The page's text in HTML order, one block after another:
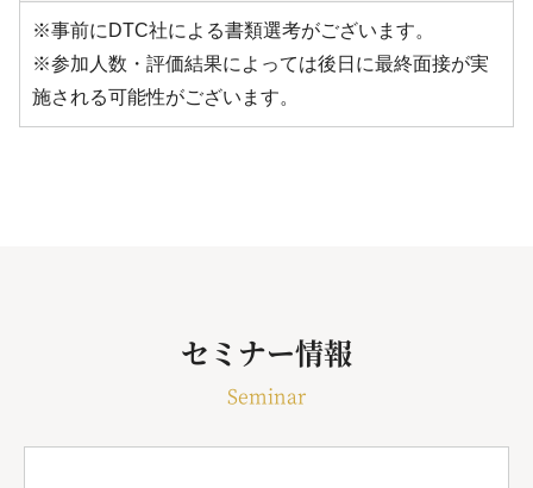
※事前にDTC社による書類選考がございます。
※参加人数・評価結果によっては後日に最終面接が実
施される可能性がございます。
セミナー情報
Seminar